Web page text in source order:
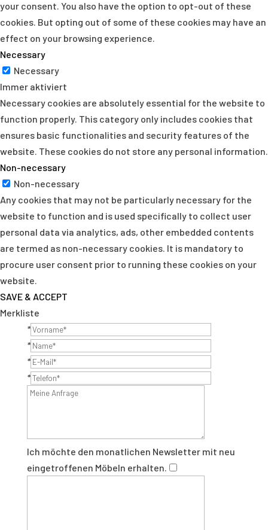
your consent. You also have the option to opt-out of these
cookies. But opting out of some of these cookies may have an
effect on your browsing experience.
Necessary
Necessary
Immer aktiviert
Necessary cookies are absolutely essential for the website to
function properly. This category only includes cookies that
ensures basic functionalities and security features of the
website. These cookies do not store any personal information.
Non-necessary
Non-necessary
Any cookies that may not be particularly necessary for the
website to function and is used specifically to collect user
personal data via analytics, ads, other embedded contents
are termed as non-necessary cookies. It is mandatory to
procure user consent prior to running these cookies on your
website.
SAVE & ACCEPT
Merkliste
*
*
*
*
Ich möchte den monatlichen Newsletter mit neu
eingetroffenen Möbeln erhalten.